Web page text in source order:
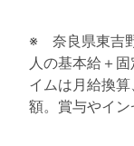
※ 奈良県東吉
人の基本給＋
イムは月給換
額。賞与やイン